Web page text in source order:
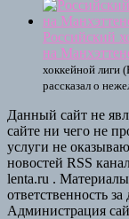
Российский
на
хоккейной
рассказал о
Данный сайт не
сайте ни чего не
услуги не
новостей RSS
lenta.ru .
ответственность
Администрация